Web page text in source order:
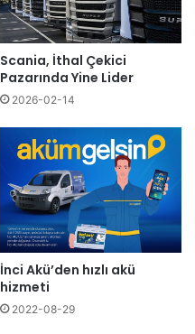
Scania, İthal Çekici
Pazarında Yine Lider
2026-02-14
İnci Akü’den hızlı akü
hizmeti
2022-08-29